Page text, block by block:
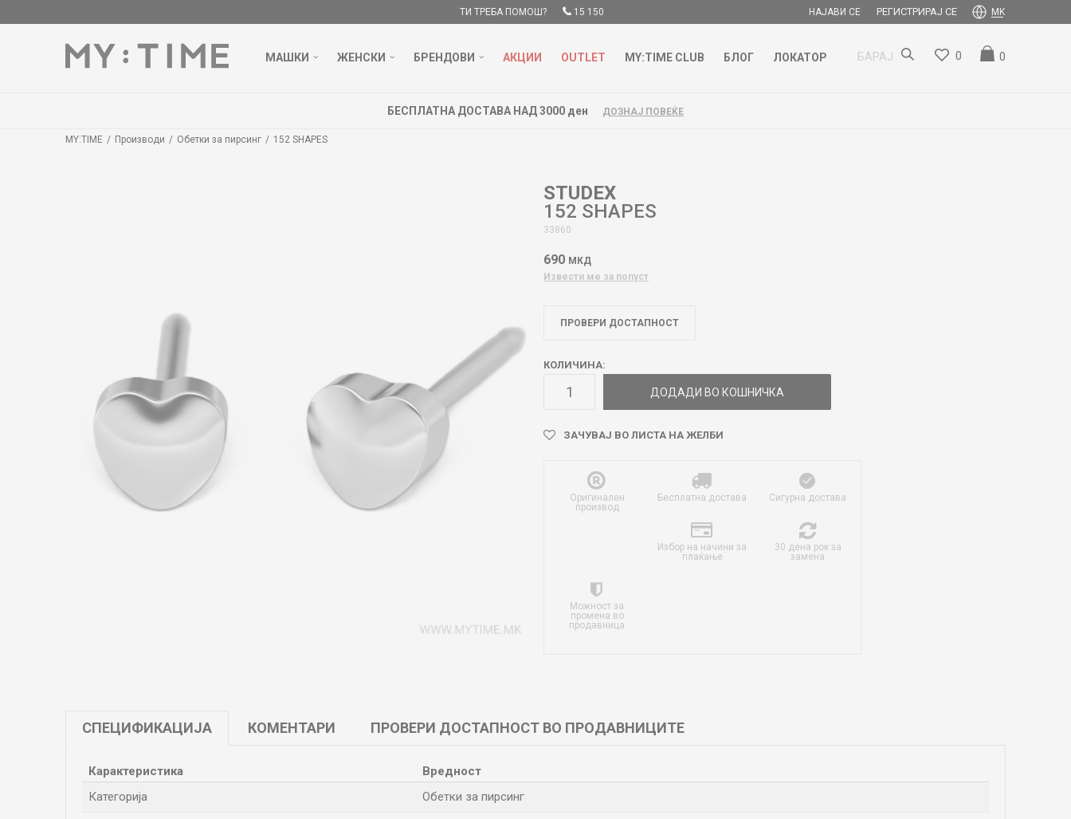
ТИ ТРЕБА ПОМОШ? 15 150 НАЈАВИ СЕ РЕГИСТРИРАЈ СЕ MK
МАШКИ ЖЕНСКИ БРЕНДОВИ АКЦИИ OUTLET MY:TIME CLUB БЛОГ ЛОКАТОР БАРАЈ 0
0
БЕСПЛАТНА ДОСТАВА НАД 3000 ден ДОЗНАЈ ПОВЕЌЕ
MY:TIME Производи Обетки за пирсинг 152 SHAPES
STUDEX
152 SHAPES
33860
690 МКД
Извести ме за попуст
ПРОВЕРИ ДОСТАПНОСТ
КОЛИЧИНА:
ДОДАДИ ВО КОШНИЧКА
ЗАЧУВАЈ ВО ЛИСТА НА ЖЕЛБИ
Оригинален
производ
Бесплатна достава Сигурна достава
Избор на начини за
плаќање
30 дена рок за
замена
Можност за
промена во
продавница
СПЕЦИФИКАЦИЈА КОМЕНТАРИ ПРОВЕРИ ДОСТАПНОСТ ВО ПРОДАВНИЦИТЕ
Карактеристика
Вредност
Категорија
Обетки за пирсинг